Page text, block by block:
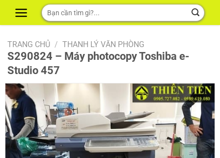
Tìm
kiếm:
TRANG CHỦ / THANH LÝ VĂN PHÒNG
S290824 – Máy photocopy Toshiba e-
Studio 457